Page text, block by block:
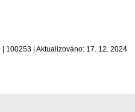
100253 | Aktualizováno: 17. 12. 2024